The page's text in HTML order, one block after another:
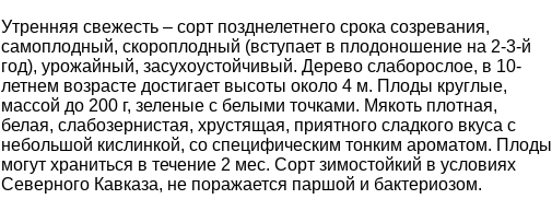
Утренняя свежесть – сорт позднелетнего срока созревания,
самоплодный, скороплодный (вступает в плодоношение на 2-3-й
год), урожайный, засухоустойчивый. Дерево слаборослое, в 10-
летнем возрасте достигает высоты около 4 м. Плоды круглые,
массой до 200 г, зеленые с белыми точками. Мякоть плотная,
белая, слабозернистая, хрустящая, приятного сладкого вкуса с
небольшой кислинкой, со специфическим тонким ароматом. Плоды
могут храниться в течение 2 мес. Сорт зимостойкий в условиях
Северного Кавказа, не поражается паршой и бактериозом.